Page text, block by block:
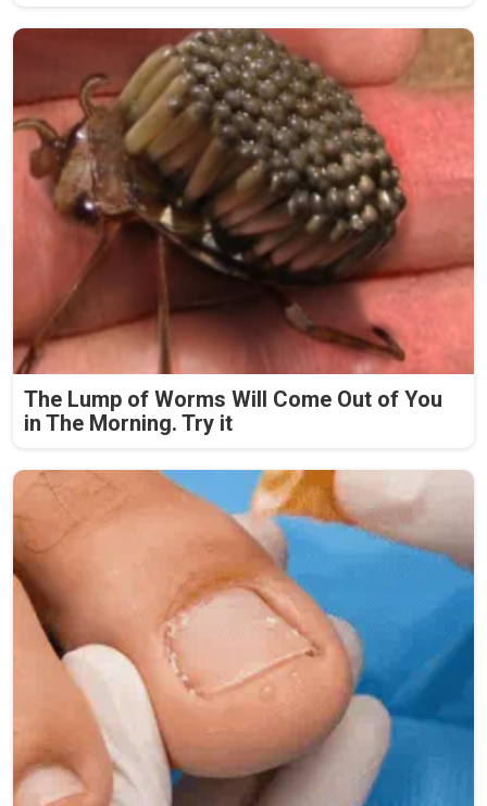
The Lump of Worms Will Come Out of You
in The Morning. Try it